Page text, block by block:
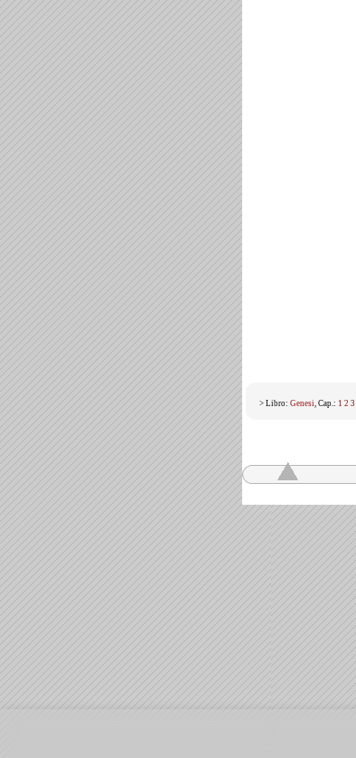
> Libro: Genesi, Cap.: 1 2 3